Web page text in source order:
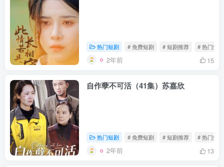
热门短剧 # 免费短剧 # 短剧推荐 # 热门短剧
2年前 15
自作孽不可活（41集）苏嘉欣
热门短剧 # 免费短剧 # 短剧推荐 # 热门短剧
2年前 13